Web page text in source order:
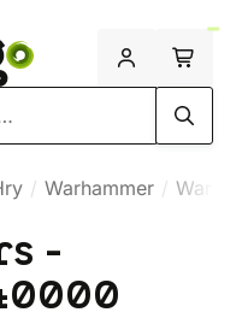
Warhammer
-